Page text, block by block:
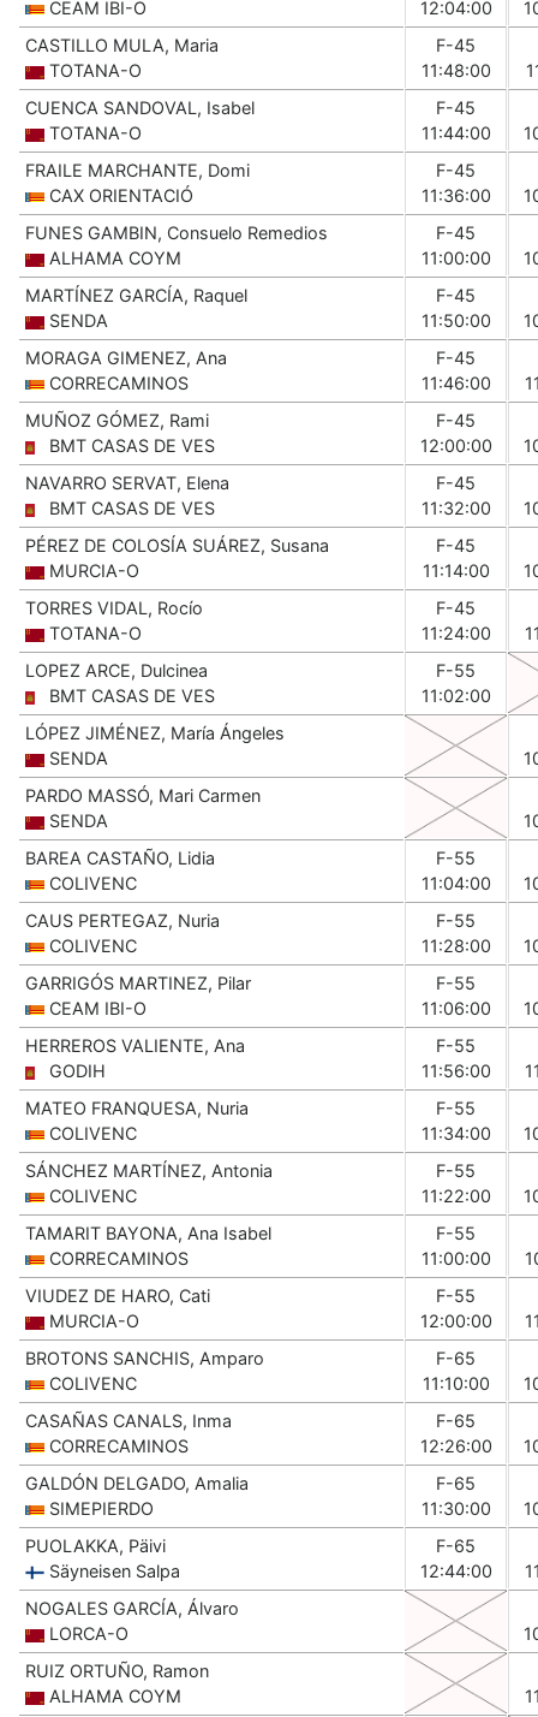
CEAM IBI-O 12:04:00
CASTILLO MULA, Maria
TOTANA-O
F-45
11:48:00
CUENCA SANDOVAL, Isabel
TOTANA-O
F-45
11:44:00
FRAILE MARCHANTE, Domi
CAX ORIENTACIÓ
F-45
11:36:00
FUNES GAMBIN, Consuelo Remedios
ALHAMA COYM
F-45
11:00:00
MARTÍNEZ GARCÍA, Raquel
SENDA
F-45
11:50:00
MORAGA GIMENEZ, Ana
CORRECAMINOS
F-45
11:46:00
MUÑOZ GÓMEZ, Rami
BMT CASAS DE VES
F-45
12:00:00
NAVARRO SERVAT, Elena
BMT CASAS DE VES
F-45
11:32:00
PÉREZ DE COLOSÍA SUÁREZ, Susana
MURCIA-O
F-45
11:14:00
TORRES VIDAL, Rocío
TOTANA-O
F-45
11:24:00
LOPEZ ARCE, Dulcinea
BMT CASAS DE VES
F-55
11:02:00
LÓPEZ JIMÉNEZ, María Ángeles
SENDA
PARDO MASSÓ, Mari Carmen
SENDA
BAREA CASTAÑO, Lidia
COLIVENC
F-55
11:04:00
CAUS PERTEGAZ, Nuria
COLIVENC
F-55
11:28:00
GARRIGÓS MARTINEZ, Pilar
CEAM IBI-O
F-55
11:06:00
HERREROS VALIENTE, Ana
GODIH
F-55
11:56:00
MATEO FRANQUESA, Nuria
COLIVENC
F-55
11:34:00
SÁNCHEZ MARTÍNEZ, Antonia
COLIVENC
F-55
11:22:00
TAMARIT BAYONA, Ana Isabel
CORRECAMINOS
F-55
11:00:00
VIUDEZ DE HARO, Cati
MURCIA-O
F-55
12:00:00
BROTONS SANCHIS, Amparo
COLIVENC
F-65
11:10:00
CASAÑAS CANALS, Inma
CORRECAMINOS
F-65
12:26:00
GALDÓN DELGADO, Amalia
SIMEPIERDO
F-65
11:30:00
PUOLAKKA, Päivi
Säyneisen Salpa
F-65
12:44:00
NOGALES GARCÍA, Álvaro
LORCA-O
RUIZ ORTUÑO, Ramon
ALHAMA COYM